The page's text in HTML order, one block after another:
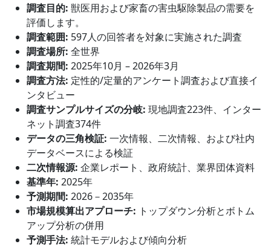
調査目的: 獣医用および家畜の害虫駆除製品の需要を
評価します。
調査範囲: 597人の回答者を対象に実施された調査
調査場所: 全世界
調査期間: 2025年10月 – 2026年3月
調査方法: 定性的/定量的アンケート調査および直接イ
ンタビュー
調査サンプルサイズの分岐: 現地調査223件、インター
ネット調査374件
データの三角検証: 一次情報、二次情報、および社内
データベースによる検証
二次情報源: 企業レポート、政府統計、業界団体資料
基準年: 2025年
予測期間: 2026－2035年
市場規模算出アプローチ: トップダウン分析とボトム
アップ分析の併用
予測手法: 統計モデルおよび傾向分析